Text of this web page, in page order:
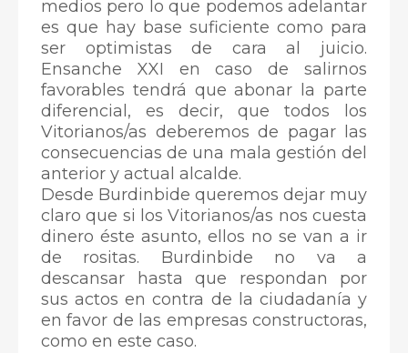
medios pero lo que podemos adelantar
es que hay base suficiente como para
ser optimistas de cara al juicio.
Ensanche XXI en caso de salirnos
favorables tendrá que abonar la parte
diferencial, es decir, que todos los
Vitorianos/as deberemos de pagar las
consecuencias de una mala gestión del
anterior y actual alcalde.
Desde Burdinbide queremos dejar muy
claro que si los Vitorianos/as nos cuesta
dinero éste asunto, ellos no se van a ir
de rositas. Burdinbide no va a
descansar hasta que respondan por
sus actos en contra de la ciudadanía y
en favor de las empresas constructoras,
como en este caso.